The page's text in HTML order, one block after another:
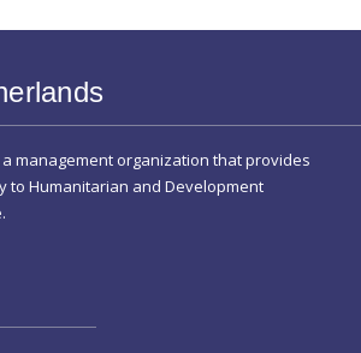
management organization that provides
to Humanitarian and Development